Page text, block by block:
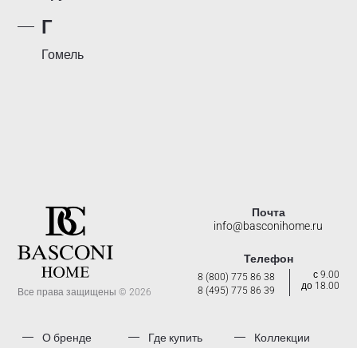
Г
Гомель
О бренде Где купить Коллекции
Почта
info@basconihome.ru
Телефон
8 (800) 775 86 38
8 (495) 775 86 39
с 9.00
до 18.00
Все права защищены © 2026